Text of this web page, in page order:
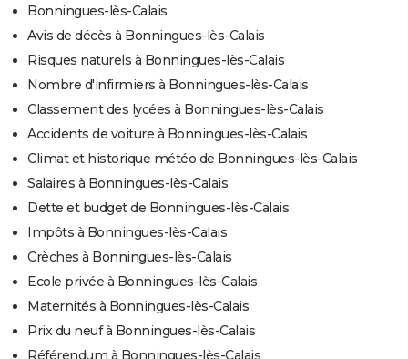
Bonningues-lès-Calais
Avis de décès à Bonningues-lès-Calais
Risques naturels à Bonningues-lès-Calais
Nombre d'infirmiers à Bonningues-lès-Calais
Classement des lycées à Bonningues-lès-Calais
Accidents de voiture à Bonningues-lès-Calais
Climat et historique météo de Bonningues-lès-Calais
Salaires à Bonningues-lès-Calais
Dette et budget de Bonningues-lès-Calais
Impôts à Bonningues-lès-Calais
Crèches à Bonningues-lès-Calais
Ecole privée à Bonningues-lès-Calais
Maternités à Bonningues-lès-Calais
Prix du neuf à Bonningues-lès-Calais
Référendum à Bonningues-lès-Calais